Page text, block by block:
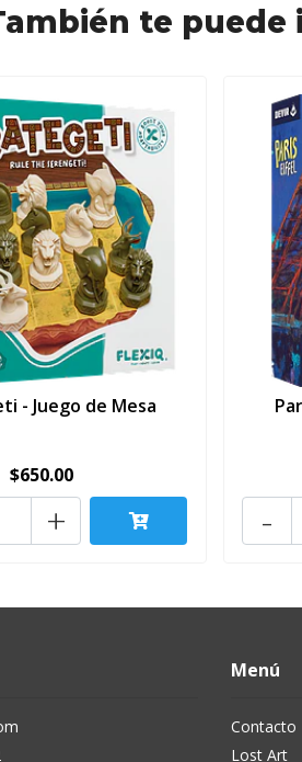
te puede
- Juego de Mesa
$650.00
+ -
Menú
Contacto
Lost Art